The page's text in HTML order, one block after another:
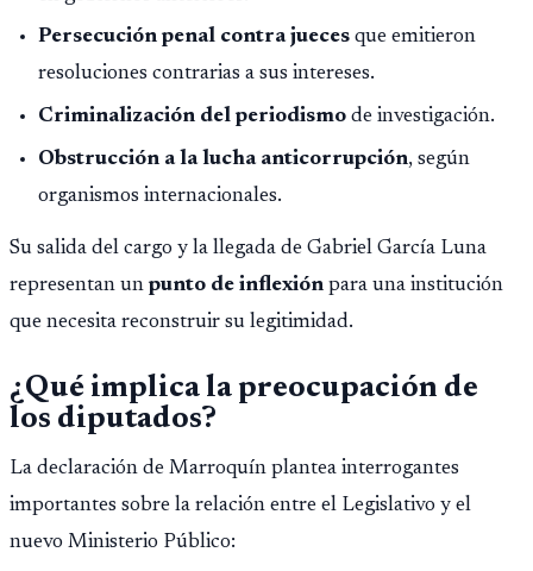
Persecución penal contra jueces que emitieron
resoluciones contrarias a sus intereses.
Criminalización del periodismo de investigación.
Obstrucción a la lucha anticorrupción, según
organismos internacionales.
Su salida del cargo y la llegada de Gabriel García Luna
representan un punto de inflexión para una institución
que necesita reconstruir su legitimidad.
¿Qué implica la preocupación de
los diputados?
La declaración de Marroquín plantea interrogantes
importantes sobre la relación entre el Legislativo y el
nuevo Ministerio Público: